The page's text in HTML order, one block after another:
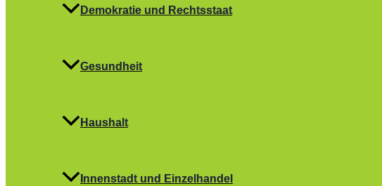
Demokratie und Rechtsstaat
Gesundheit
Haushalt
Innenstadt und Einzelhandel